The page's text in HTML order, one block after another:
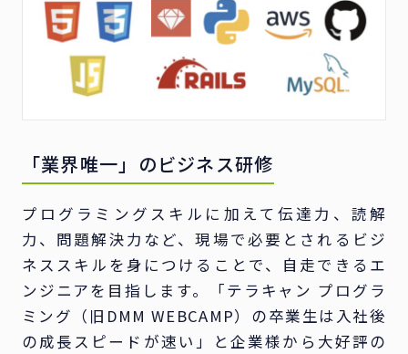
「業界唯一」のビジネス研修
プログラミングスキルに加えて伝達力、読解
力、問題解決力など、現場で必要とされるビジ
ネススキルを身につけることで、自走できるエ
ンジニアを目指します。「テラキャン プログラ
ミング（旧DMM WEBCAMP）の卒業生は入社後
の成長スピードが速い」と企業様から大好評の